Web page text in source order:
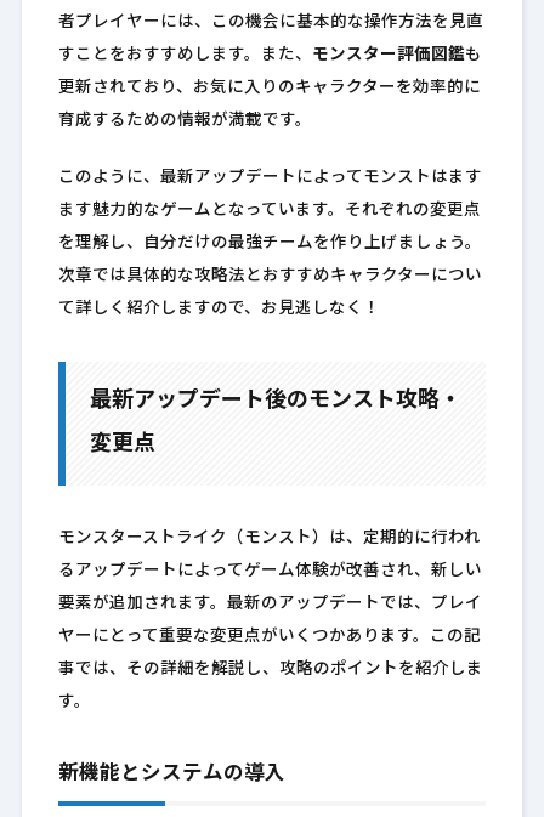
者プレイヤーには、この機会に基本的な操作方法を見直
すことをおすすめします。また、 モンスター評価図鑑も
更新されており、お気に入りのキャラクターを効率的に
育成するための情報が満載です。
このように、最新アップデートによってモンストはます
ます魅力的なゲームとなっています。それぞれの変更点
を理解し、自分だけの最強チームを作り上げましょう。
次章では具体的な攻略法とおすすめキャラクターについ
て詳しく紹介しますので、お見逃しなく！
最新アップデート後のモンスト攻略・
変更点
モンスターストライク（モンスト）は、定期的に行われ
るアップデートによってゲーム体験が改善され、新しい
要素が追加されます。最新のアップデートでは、プレイ
ヤーにとって重要な変更点がいくつかあります。この記
事では、その詳細を解説し、攻略のポイントを紹介しま
す。
新機能とシステムの導入